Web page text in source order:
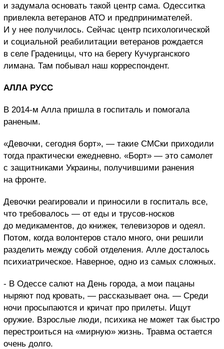
и задумала основать такой центр сама. Одесситка
привлекла ветеранов АТО и предпринимателей.
И у нее получилось. Сейчас центр психологической
и социальной реабилитации ветеранов рождается
в селе Граденицы, что на берегу Кучурганского
лимана. Там побывал наш корреспондент.
АЛЛА РУСС
В 2014-м Алла пришла в госпиталь и помогала
раненым.
«Девочки, сегодня борт», — такие СМСки приходили
тогда практически ежедневно. «Борт» — это самолет
с защитниками Украины, получившими ранения
на фронте.
Девочки реагировали и приносили в госпиталь все,
что требовалось — от еды и трусов-носков
до медикаментов, до книжек, телевизоров и одеял.
Потом, когда волонтеров стало много, они решили
разделить между собой отделения. Алле досталось
психиатрическое. Наверное, одно из самых сложных.
- В Одессе салют на День города, а мои пацаны
ныряют под кровать, — рассказывает она. — Среди
ночи просыпаются и кричат про прилеты. Ищут
оружие. Взрослые люди, психика не может так быстро
перестроиться на «мирную» жизнь. Травма остается
очень долго.